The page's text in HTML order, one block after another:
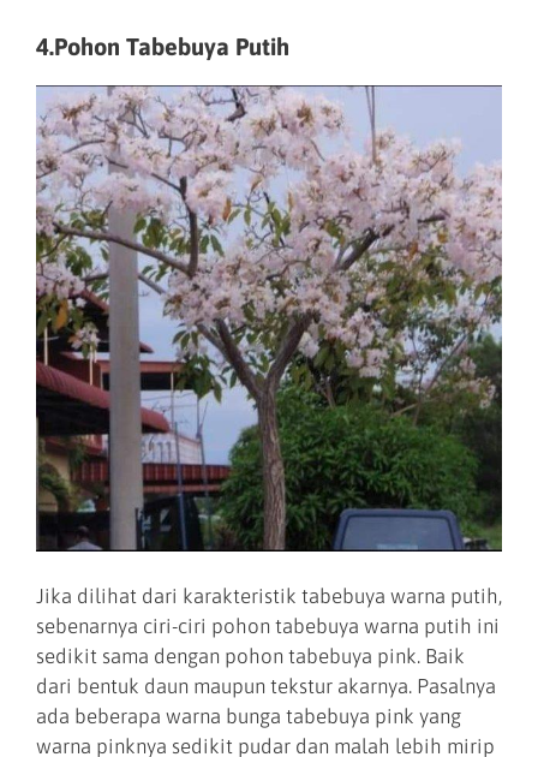
4.Pohon Tabebuya Putih
Jika dilihat dari karakteristik tabebuya warna putih,
sebenarnya ciri-ciri pohon tabebuya warna putih ini
sedikit sama dengan pohon tabebuya pink. Baik
dari bentuk daun maupun tekstur akarnya. Pasalnya
ada beberapa warna bunga tabebuya pink yang
warna pinknya sedikit pudar dan malah lebih mirip